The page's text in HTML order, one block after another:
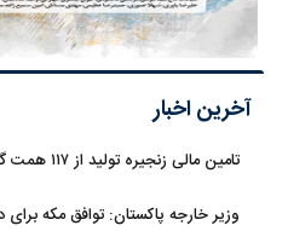
آخرین اخبار
تامین مالی زنجیره تولید از ۱۱۷ همت گذشت
وزیر خارجه پاکستان: توافق مکه